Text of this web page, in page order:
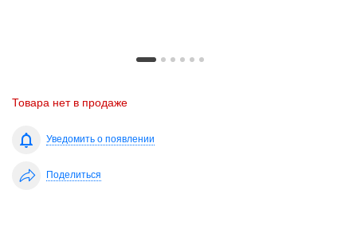
Товара нет в продаже
Уведомить о появлении
Поделиться